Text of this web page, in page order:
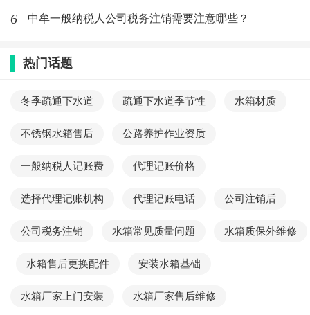
或交易价格减去资产净值、清算费用及相关税费后的
后，剩余的未分配利润再进行上述分配时的税务处
理。
- 比如某公司在清算时，资产可变现价值为200万
元，资产净值为120万元，清算费用及相关税费为10
10万元，等于70万元。假设企业所得税税率为
即17.5万元。在完成清算所得税的缴纳后，剩余的
未分配利润再按照之前的规则进行处理。
税收优惠与政策考虑
- 在某些地区或特定行业中，可能存在特殊的税收
6 中牟一般纳税人公司税务注销需要注意哪些？
热门话题
冬季疏通下水道 疏通下水道季节性 水箱材质
不锈钢水箱售后 公路养护作业资质
一般纳税人记账费 代理记账价格
选择代理记账机构 代理记账电话 公司注销后
公司税务注销 水箱常见质量问题 水箱质保外维修
水箱售后更换配件 安装水箱基础
水箱厂家上门安装 水箱厂家售后维修